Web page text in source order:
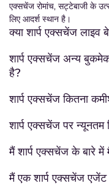
एक्सचेंज रोमांच, सट्टेबाजी के
लिए आदर्श स्थान है।
क्या शार्प एक्सचेंज लाइव
शार्प एक्सचेंज अन्य
है?
शार्प एक्सचेंज कितना
शार्प एक्सचेंज पर न्यूनतम
मैं शार्प एक्सचेंज के बारे
मैं एक शार्प एक्सचेंज